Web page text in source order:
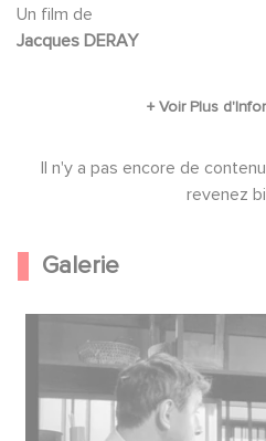
piège et se suicide pour
à Mersen, il est abbatu
Un film de
Jacques DERAY
Il n'y a pas encore de
revenez
Galerie